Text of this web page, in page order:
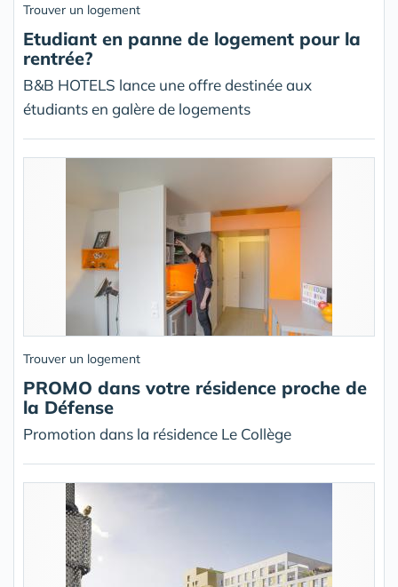
Trouver un logement
Etudiant en panne de logement pour la
rentrée?
B&B HOTELS lance une offre destinée aux
étudiants en galère de logements
Trouver un logement
PROMO dans votre résidence proche de
la Défense
Promotion dans la résidence Le Collège